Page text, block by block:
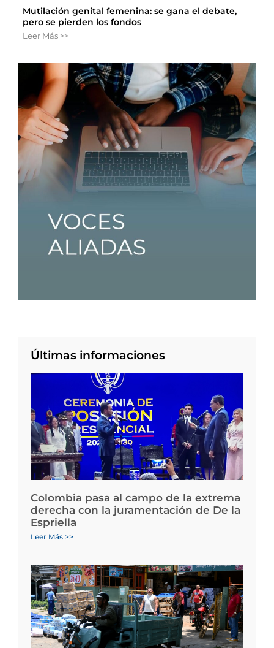
Mutilación genital femenina: se gana el debate,
pero se pierden los fondos
Leer Más >>
Últimas informaciones
Colombia pasa al campo de la extrema
derecha con la juramentación de De la
Espriella
Leer Más >>